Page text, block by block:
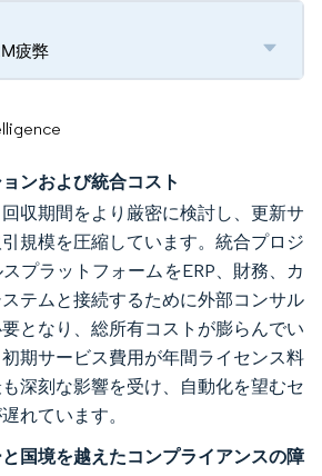
疲弊
ンおよび統合コスト
収期間をより厳密に検討し、更新サ
規模を圧縮しています。統合プロジ
プラットフォームをERP、財務、カ
テムと接続するために外部コンサル
となり、総所有コストが膨らんでい
期サービス費用が年間ライセンス料
深刻な影響を受け、自動化を望むセ
れています。
国境を越えたコンプライアンスの障